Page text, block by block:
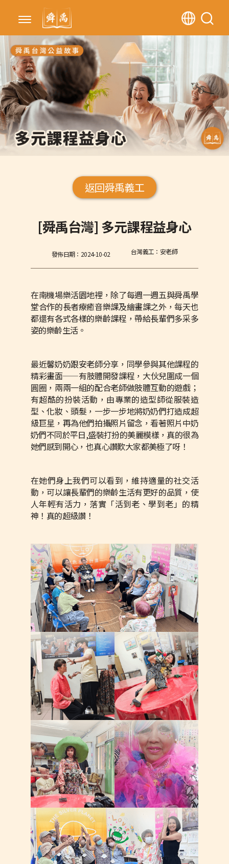
返回舜禹義工
[舜禹台灣] 多元課程益身心
發佈日期： 2024-10-02 台灣義工：安老師
在南機場樂活園地裡，除了每週一週五與舜禹學
堂合作的長者療癒音樂課及繪畫課之外，每天也
都還有各式各樣的樂齡課程，帶給長輩們多采多
姿的樂齡生活。
最近馨奶奶跟安老師分享，同學參與其他課程的
精彩畫面——有肢體開發課程，大伙兒圍成一個
圓圈，兩兩一組的配合老師做肢體互動的遊戲；
有超酷的扮裝活動，由專業的造型師從服裝造
型、化妝、頭髮，一步一步地將奶奶們打造成超
級巨星，再為他們拍攝照片留念，看著照片中奶
奶們不同於平日,盛裝打扮的美麗模樣，真的很為
她們感到開心，也真心讚歎大家都美極了呀！
在她們身上我們可以看到，維持適量的社交活
動，可以讓長輩們的樂齡生活有更好的品質，使
人年輕有活力，落實「活到老、學到老」的精
神！真的超級讚！